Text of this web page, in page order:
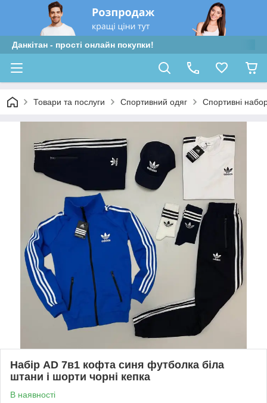
Данкітан - прості онлайн покупки!
Товари та послуги Спортивний одяг Спортивні
Набір AD 7в1 кофта синя футболка біла
штани і шорти чорні кепка
В наявності